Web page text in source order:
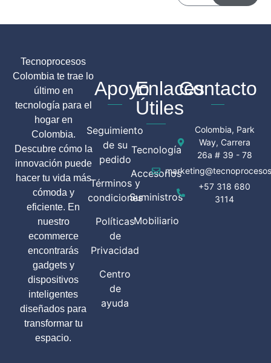
Tecnoprocesos
Colombia te trae lo
último en
tecnología para el
hogar en
Colombia.
Descubre cómo la
innovación puede
hacer tu vida más
cómoda y
eficiente. En
nuestro
ecommerce
encontrarás
gadgets y
dispositivos
inteligentes
diseñados para
transformar tu
espacio.
Apoyo
Seguimiento
de su
pedido
Términos y
condiciones
Políticas
de
Privacidad
Centro
de
ayuda
Enlaces
Útiles
Tecnología
Accesorios
Suministros
Mobiliario
Contacto
Colombia, Park
Way, Carrera
26a # 39 - 78
+57 318 680
3114